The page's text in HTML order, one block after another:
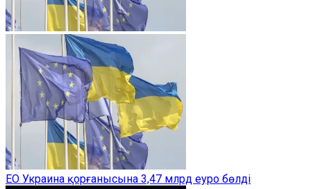
ЕО Украина қорғанысына 3,47 млрд еуро бөлді